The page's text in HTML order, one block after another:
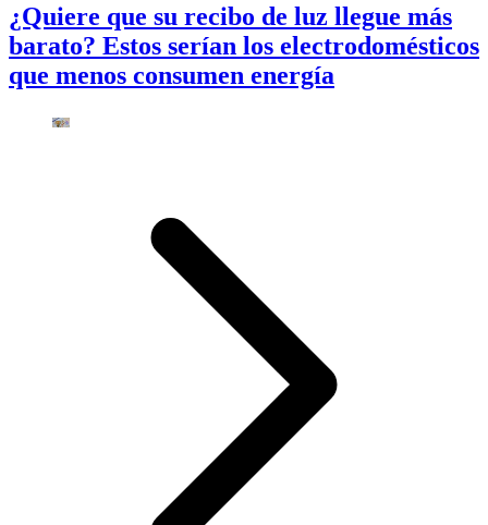
¿Quiere que su recibo de luz llegue más
barato? Estos serían los electrodomésticos
que menos consumen energía